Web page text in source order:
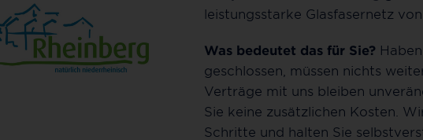
1828 e.V.
leistungsstarke Glasfasernetz von
Was bedeutet das für Sie?
geschlossen, müssen nichts
Verträge mit uns bleiben
Sie keine zusätzlichen Kosten.
Schritte und halten Sie